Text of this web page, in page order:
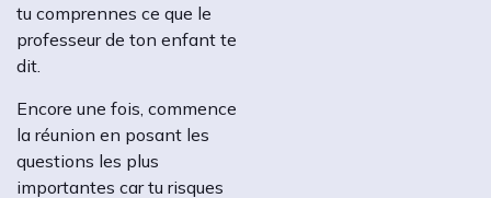
tu comprennes ce que le
professeur de ton enfant te
dit.
Encore une fois, commence
la réunion en posant les
questions les plus
importantes car tu risques